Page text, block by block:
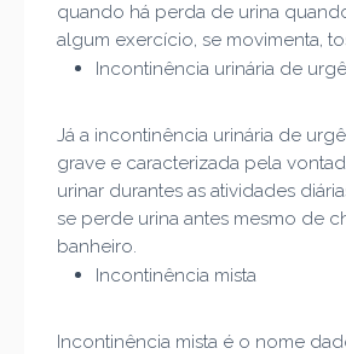
quando há perda de urina
algum exercício, se movimenta,
Incontinência urinária de
Já a incontinência urinária de
grave e caracterizada pela
urinar durantes as atividades
se perde urina antes mesmo de
banheiro.
Incontinência mista
Incontinência mista é o nome